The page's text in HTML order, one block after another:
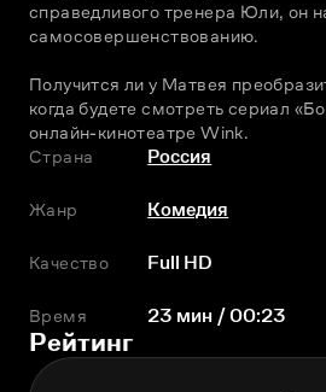
справедливого тренера Юли, он
самосовершенствованию.
Получится ли у Матвея
когда будете смотреть сериал
онлайн-кинотеатре Wink.
Страна
Россия
Жанр Комедия
Качество Full HD
Время 23 мин / 00:23
Рейтинг